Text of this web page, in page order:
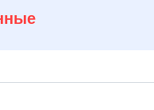
Новинки
680-92-00